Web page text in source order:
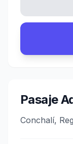
Pasaje
Conchalí,